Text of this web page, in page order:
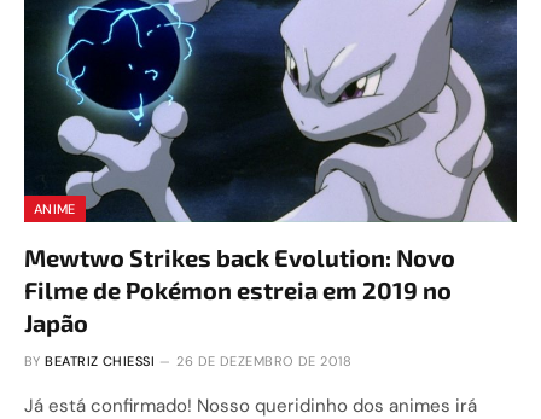
ANIME
Mewtwo Strikes back Evolution: Novo
Filme de Pokémon estreia em 2019 no
Japão
BY BEATRIZ CHIESSI 26 DE DEZEMBRO DE 2018
Já está confirmado! Nosso queridinho dos animes irá